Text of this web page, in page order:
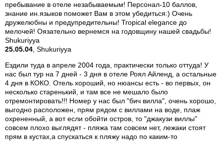
пребывание в отеле незабываемым! Персонал-10 баллов,
знание ин.языков поможет Вам в этом убедиться:) Oчень
дружелюбны и предупредительны! Tropical elegance до
мелочей! Оязательно вернемся на годовщину нашей свадьбы!
Shukuriyya
25.05.04 , Shukuriyya
Ездили туда в апреле 2004 года, практически только оттуда! У
нас был тур на 7 дней - 3 дня в отеле Роял Айленд, а остальные
4 дня в КОКО. Отель хороший, но нюансы есть - во первых, он
несколько старенький, и там все не мешало было
отремонтировать!!! Номер у нас был "бич вилла", очень хорошо,
выгодно расположен, прям рядом с виллами на воде, плаж
охрененный, а вот если обойти остров, то "джакузи виллы"
совсем плохо выглядят - пляжа там совсем нет, лежаки стоят
прям в кустах,а спускаться к пляжу надо по каким-то